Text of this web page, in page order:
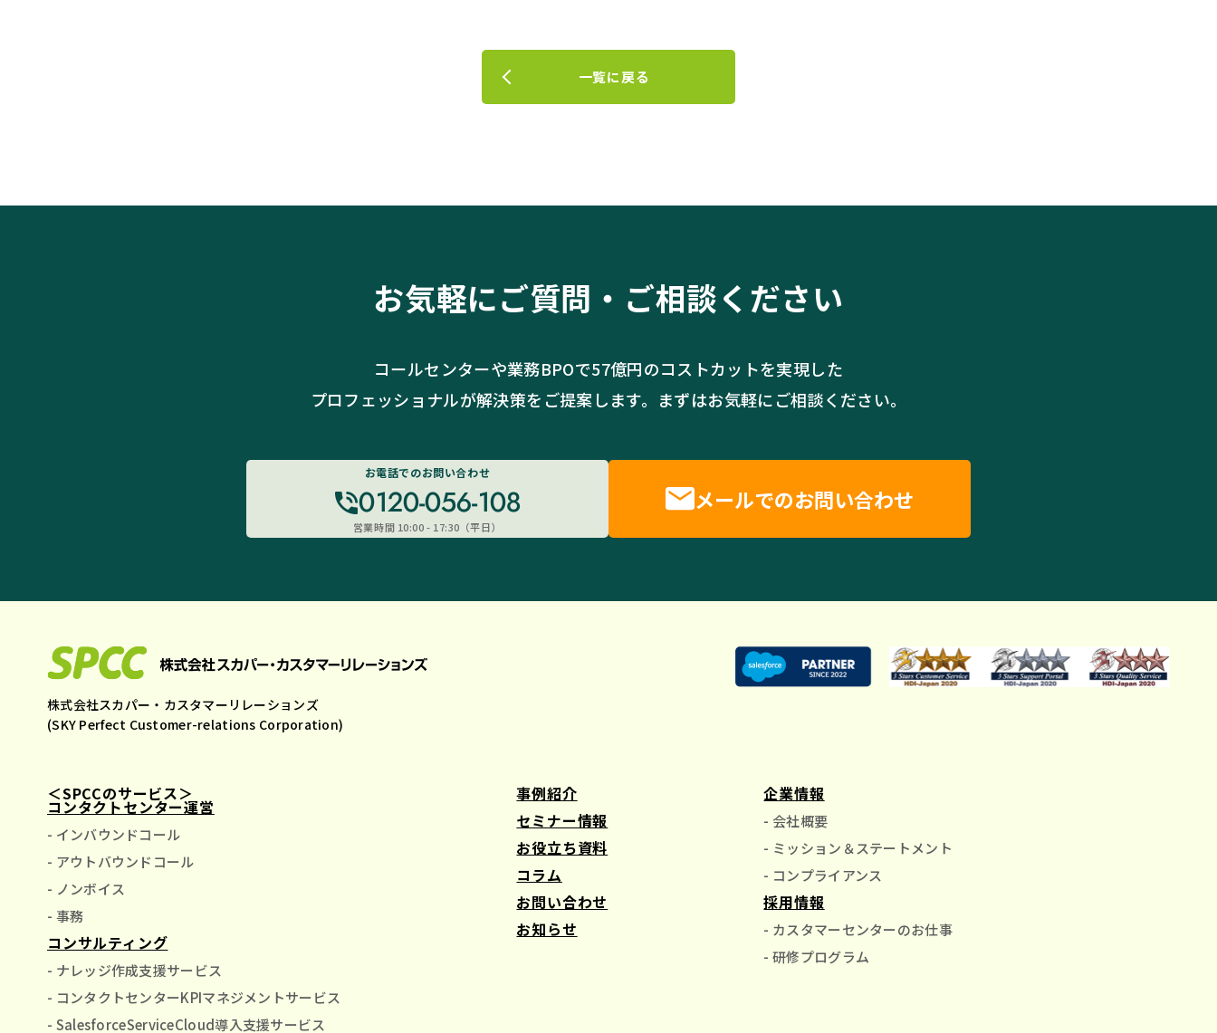
一覧に戻る
お気軽にご質問・ご相談ください
コールセンターや業務BPOで57億円のコストカットを実現した
プロフェッショナルが解決策をご提案します。 まずはお気軽にご相談ください。
お電話でのお問い合わせ
0120-056-108
営業時間 10:00 - 17:30（平日）
メールでのお問い合わせ
株式会社スカパー・カスタマーリレーションズ
(SKY Perfect Customer-relations Corporation)
＜SPCCのサービス＞
コンタクトセンター運営
- インバウンドコール
- アウトバウンドコール
- ノンボイス
- 事務
コンサルティング
- ナレッジ作成支援サービス
- コンタクトセンターKPIマネジメントサービス
- SalesforceServiceCloud導入支援サービス
事例紹介
セミナー情報
お役立ち資料
コラム
お問い合わせ
お知らせ
企業情報
- 会社概要
- ミッション＆ステートメント
- コンプライアンス
採用情報
- カスタマーセンターのお仕事
- 研修プログラム